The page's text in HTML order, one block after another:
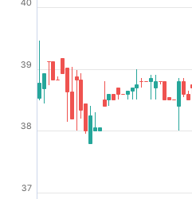
37
38
39
40